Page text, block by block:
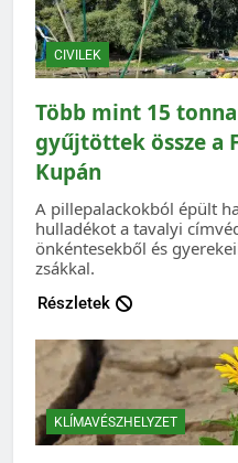
CIVILEK
Több mint 15
gyűjtöttek össze a
Kupán
A pillepalackokból épült
hulladékot a tavalyi
önkéntesekből és
zsákkal.
Részletek
KLÍMAVÉSZHELYZET